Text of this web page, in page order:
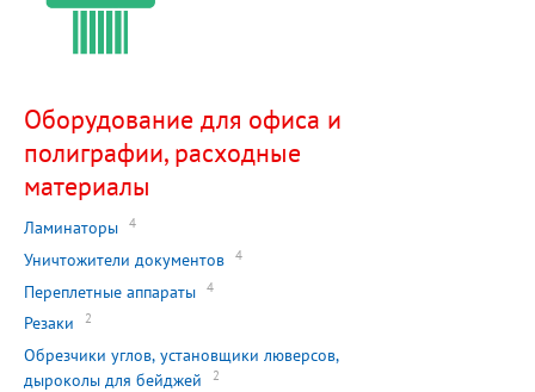
Оборудование для офиса и
полиграфии, расходные
материалы
Ламинаторы 4
Уничтожители документов 4
Переплетные аппараты 4
Резаки 2
Обрезчики углов, установщики люверсов,
дыроколы для бейджей
2